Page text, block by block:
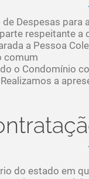
Despesas para
respeitante a
a Pessoa
comum
o Condomínio
a
do estado em